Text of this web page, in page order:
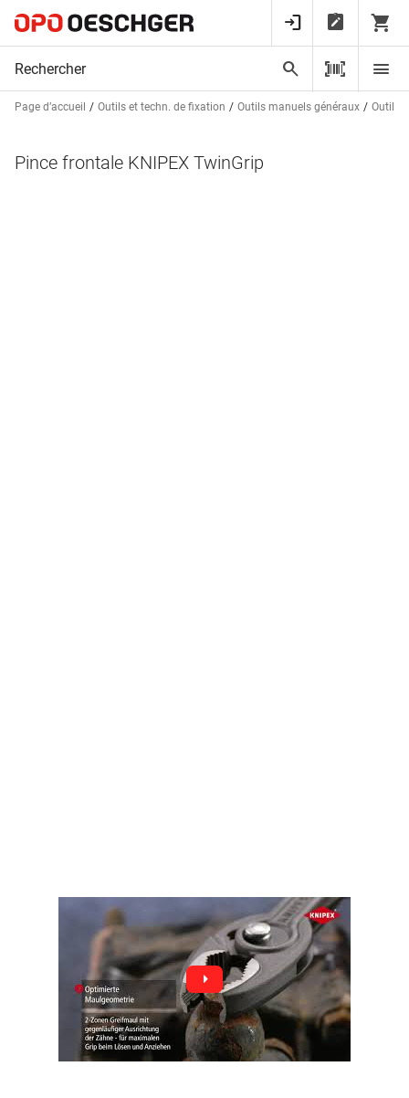
Page d’accueil Outils et techn. de fixation Outils manuels généraux Outils
Pince frontale KNIPEX TwinGrip